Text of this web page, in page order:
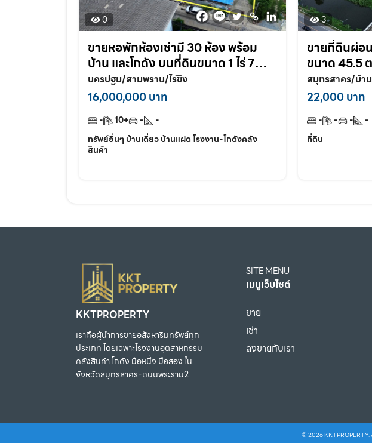
0
ขายหอพักห้องเช่ามี 30 ห้อง พร้อม
บ้าน และโกดัง บนที่ดินขนาด 1 ไร่ 7
ตร.วา อ้อมใหญ่ สามพราน นครปฐม
นครปฐม/สามพราน/ไร่ขิง
16,000,000 บาท
- 10+ -
-
ทรัพย์อื่นๆ บ้านเดี่ยว บ้านแฝด โรงงาน-โกดังคลัง
สินค้า
3
ขายที่ดินผ่อ
ขนาด 45.5
โครงการ
สมุทรสาคร
สมุทรสาคร/บ้า
22,000 บาท
- - -
-
ที่ดิน
KKTPROPERTY
เราคือผู้นำการขายอสังหาริมทรัพย์ทุก
ประเภท โดยเฉพาะโรงงานอุตสาหกรรม
คลังสินค้า โกดัง มือหนึ่ง มือสอง ใน
จังหวัดสมุทรสาคร-ถนนพระราม2
SITE MENU
เมนูเว็บไซต์
ขาย
เช่า
ลงขายกับเรา
© 2026